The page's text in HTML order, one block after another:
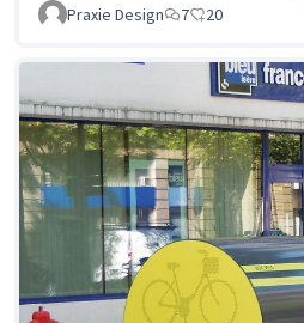
Praxie Design
7 20